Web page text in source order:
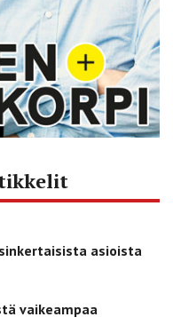
asioista
vaikeampaa